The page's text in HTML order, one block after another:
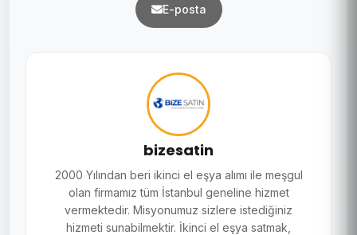
E-posta
bizesatin
2000 Yılından beri ikinci el eşya alımı ile meşgul
olan firmamız tüm İstanbul geneline hizmet
vermektedir. Misyonumuz sizlere istediğiniz
hizmeti sunabilmektir. İkinci el eşya satmak,